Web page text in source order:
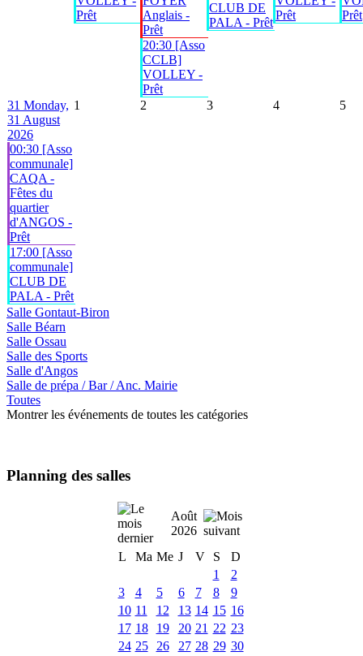
Prêt
Anglais -
Prêt
20:30 [Asso
CCLB]
VOLLEY -
Prêt
CLUB DE
PALA - Prêt
Prêt
Prêt
31 Monday,
31 August
2026
00:30 [Asso
communale]
CAQA -
Fêtes du
quartier
d'ANGOS -
Prêt
17:00 [Asso
communale]
CLUB DE
PALA - Prêt
1 2 3 4 5
Salle Gontaut-Biron
Salle Béarn
Salle Ossau
Salle des Sports
Salle d'Angos
Salle de prépa / Bar / Anc. Mairie
Toutes
Montrer les événements de toutes les catégories
Planning des salles
Août
2026
L
Ma Me J V S
D
1
2
3
4 5 6 7 8
9
10 11 12 13 14 15 16
17 18 19 20 21 22 23
24 25 26 27 28 29 30